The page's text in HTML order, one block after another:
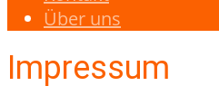
Über uns
Impressum